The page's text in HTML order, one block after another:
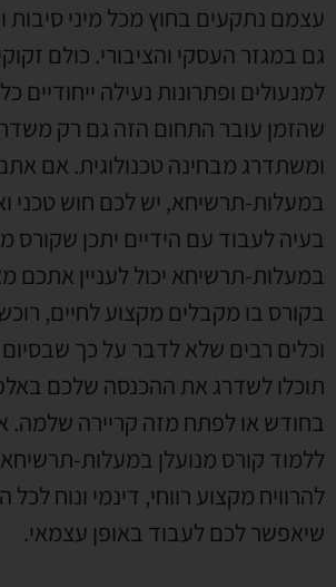
עצמם נתקעים בחוץ מכל מיני סיבות
גם במגזר העסקי והציבורי. כולם
למנעולים ופתרונות נעילה ייחודיים
שהזמן עובר התחום הזה גם רק
ומשתדרג מבחינה טכנולוגית. אם
במעלות-תרשיחא, יש לכם חוש טכני
בעיה לעבוד עם הידיים יתכן שקורס
במעלות-תרשיחא יכול לעניין אתכם
בקורס בו מקבלים מקצוע לחיים,
וכלים רבים שלא לדבר על כך
תוכלו לשדרג את ההכנסה שלכם
בחודש או לפתח מזה קריירה שלמה.
ללמוד קורס מנועלן במעלות-תרשיחא
להרוויח מקצוע רווחי, דינמי ונוח לכל
שיאפשר לכם לעבוד באופן עצמאי.